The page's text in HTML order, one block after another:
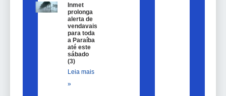
Inmet
prolonga
alerta de
vendavais
para toda
a Paraíba
até este
sábado
(3)
Leia mais
»